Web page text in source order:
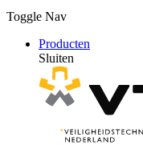
Toggle Nav
Producten
Sluiten